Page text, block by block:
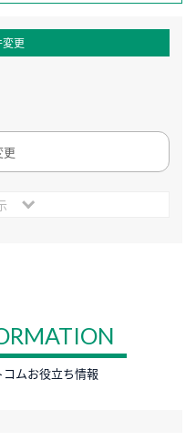
変更
更
ムお役立ち情報